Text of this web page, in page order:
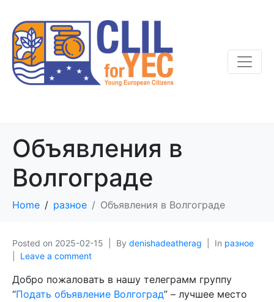
Объявления в
Волгограде
Home разное Объявления в Волгограде
Posted on 2025-02-15 By denishadeatherag In разное
Leave a comment
Добро пожаловать в нашу телеграмм группу
“Подать объявление Волгоград” – лучшее место